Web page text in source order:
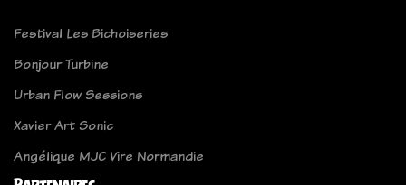
Festival Les Bichoiseries
Bonjour Turbine
Urban Flow Sessions
Xavier Art Sonic
Angélique MJC Vire Normandie